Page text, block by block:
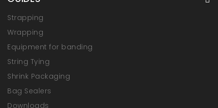
Strapping
Wrapping
Equipment for banding
String Tying
Shrink Packaging
Bag Sealers
Downloads